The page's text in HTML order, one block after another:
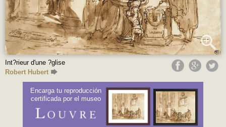
Int?rieur d'une ?glise
Robert Hubert
Encarga tu reproducción
certificada por el museo